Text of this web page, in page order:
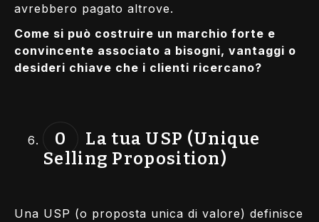
avrebbero pagato altrove.
Come si può costruire un marchio forte e
convincente associato a bisogni, vantaggi o
desideri chiave che i clienti ricercano?
La tua USP (Unique
Selling Proposition)
Una USP (o proposta unica di valore) definisce